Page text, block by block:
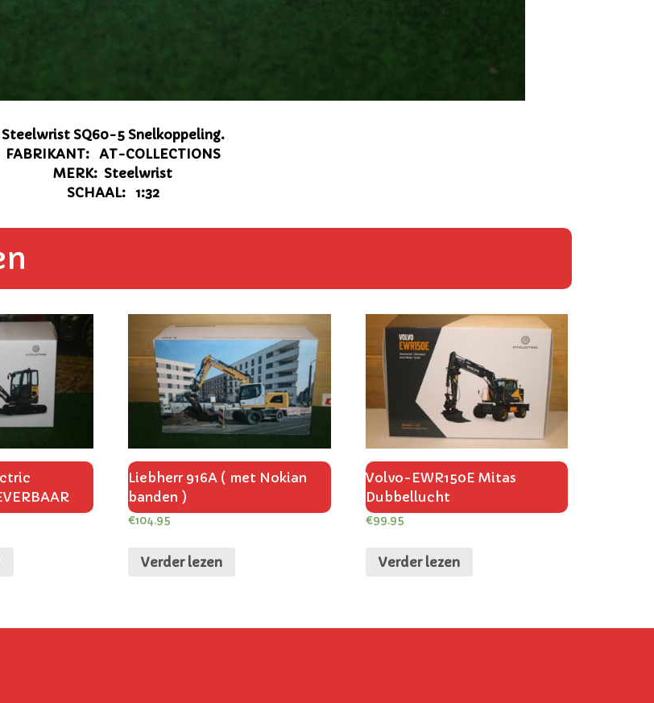
Steelwrist SQ60-5 Snelkoppeling.
FABRIKANT: AT-COLLECTIONS
MERK: Steelwrist
SCHAAL: 1:32
Liebherr 916A ( met Nokian
banden )
€104.95
Verder lezen
Volvo-EWR150E Mitas
Dubbellucht
€99.95
Verder lezen